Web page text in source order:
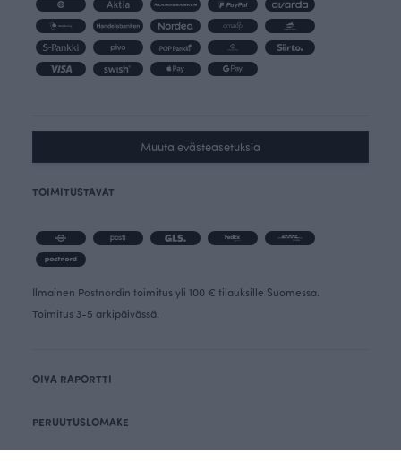
Muuta evästeasetuksia
TOIMITUSTAVAT
Ilmainen Postnordin toimitus yli 100 € tilauksille Suomessa.
Toimitus 3-5 arkipäivässä.
OIVA RAPORTTI
PERUUTUSLOMAKE